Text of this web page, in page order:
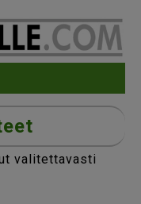
valitettavasti